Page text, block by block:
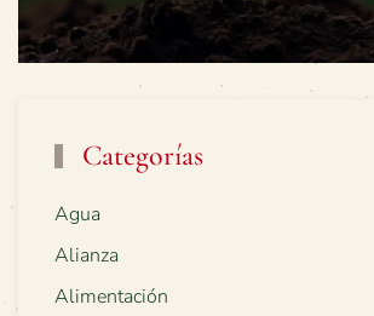
Categorías
Agua
Alianza
Alimentación